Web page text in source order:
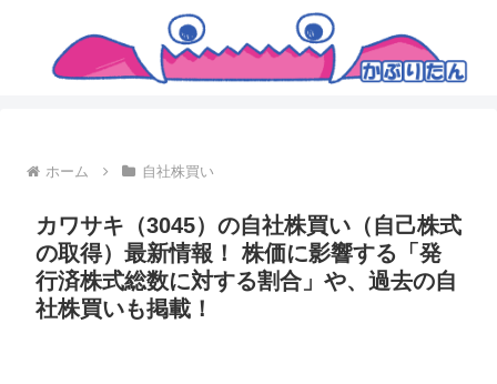
ホーム 自社株買い
カワサキ（3045）の自社株買い（自己株式
の取得）最新情報！ 株価に影響する「発
行済株式総数に対する割合」や、過去の自
社株買いも掲載！